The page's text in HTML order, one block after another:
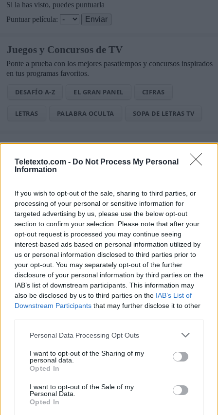
Teletexto.com - Do Not Process My Personal
Information
If you wish to opt-out of the sale, sharing to third parties, or
processing of your personal or sensitive information for
targeted advertising by us, please use the below opt-out
section to confirm your selection. Please note that after your
opt-out request is processed you may continue seeing
interest-based ads based on personal information utilized by
us or personal information disclosed to third parties prior to
your opt-out. You may separately opt-out of the further
disclosure of your personal information by third parties on the
IAB’s list of downstream participants. This information may
also be disclosed by us to third parties on the IAB’s List of
Downstream Participants that may further disclose it to other
Personal Data Processing Opt Outs
I want to opt-out of the Sharing of my
personal data.
Opted In
I want to opt-out of the Sale of my
Personal Data.
Opted In
Si la has visto, puedes puntuarla
Puntuar película:
Juegos y Concursos de TV
Ponte a prueba con los mejores pasatiempos y concursos inspirados
en tus programas favoritos.
DESAFÍO A-Z EL GRAN PANEL CIFRAS
LETRAS PALABRA OCULTA SOPA DE LETRAS TV
Noticias de Televisión
Toda la actualidad de la televisión y el streaming en España.
GENTE TV CONCURSOS REALITIES
Ver perfil
@teletextopuntocom Ver perfil
🏆🎬🎾MEJORES Series de DEPORTES
El deporte no ocurre solo en el campo! ⚽🏈🏀
Descubre las series y docuseries más adictivas del